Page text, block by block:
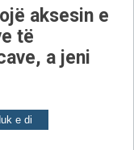
aksesin e
të
a jeni
e di